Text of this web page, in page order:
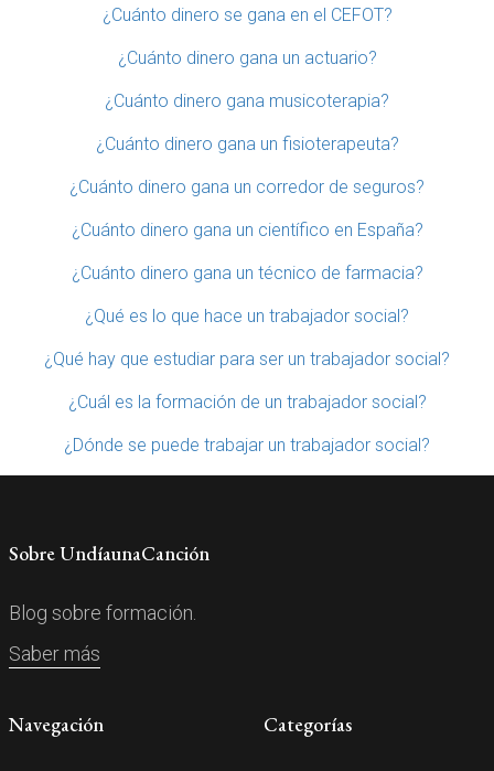
¿Cuánto dinero se gana en el CEFOT?
¿Cuánto dinero gana un actuario?
¿Cuánto dinero gana musicoterapia?
¿Cuánto dinero gana un fisioterapeuta?
¿Cuánto dinero gana un corredor de seguros?
¿Cuánto dinero gana un científico en España?
¿Cuánto dinero gana un técnico de farmacia?
¿Qué es lo que hace un trabajador social?
¿Qué hay que estudiar para ser un trabajador social?
¿Cuál es la formación de un trabajador social?
¿Dónde se puede trabajar un trabajador social?
Sobre UndíaunaCanción
Blog sobre formación.
Saber más
Navegación Categorías